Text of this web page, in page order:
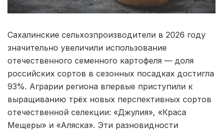
Сахалинские сельхозпроизводители в 2026 году
значительно увеличили использование
отечественного семенного картофеля — доля
российских сортов в сезонных посадках достигла
93%. Аграрии региона впервые приступили к
выращиванию трёх новых перспективных сортов
отечественной селекции: «Джулия», «Краса
Мещеры» и «Аляска». Эти разновидности